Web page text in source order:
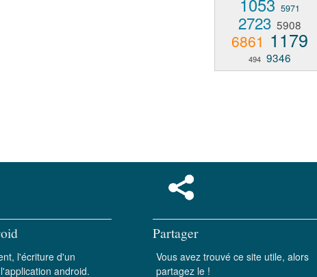
1053 5971
2723 5908
6861 1179
494 9346
l'écriture d'un
android.
Partager
Vous avez trouvé ce site utile, alors
partagez le !